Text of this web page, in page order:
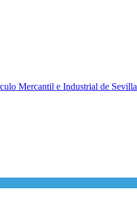
Mercantil e Industrial de Sevilla